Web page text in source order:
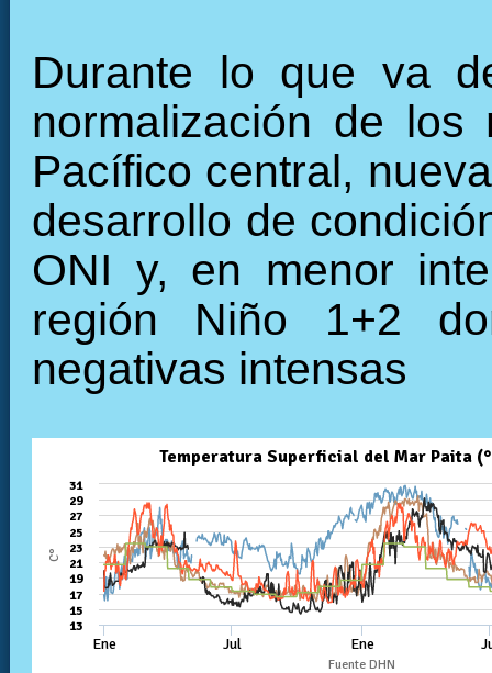
Durante lo que va
normalización de
Pacífico central,
desarrollo de
ONI y, en menor
región Niño 1+2
negativas intensas